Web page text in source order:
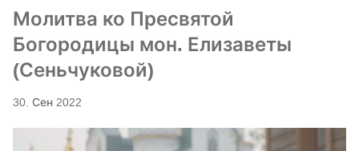
Молитва ко Пресвятой
Богородицы мон. Елизаветы
(Сеньчуковой)
30. Сен 2022